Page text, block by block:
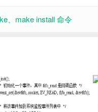
、make install 命令